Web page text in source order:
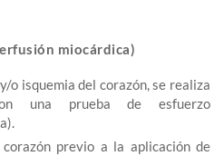
miocárdica)
o isquemia del corazón, se realiza
una prueba de esfuerzo
previo a la aplicación de